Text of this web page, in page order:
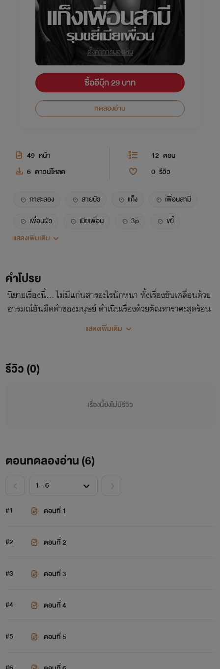
ตั้งค่าการมองเห็น
ซื้ออีบุ๊ก 29 บาท
ทดลองอ่าน
49 หน้า 12 ตอน
6 ดาวน์โหลด 0 รีวิว
กาสะลอง สายบัว แก็ง
เพื่อนสามี
เพื่อนผัว
เมียเพื่อน 3p
ขยี้
ืnc
แสดงเพิ่มเติม
คำโปรย
นิยายเรื่องนี้… ไม่มีแก่นสารอะไรนักหนา ทั้งเรื่องขับเคลื่อนด้วย
อารมณ์อันมืดดำของมนุษย์ ดำเนินเรื่องด้วยตัณหาราคะสุดร้อน
แรง ท่านใดที่ไม่ชอบโปรดหลีกเลี่ยง *เราเตือนท่านแล้ว
แสดงเพิ่มเติม
รีวิว (0)
เรื่องนี้ยังไม่มีรีวิว
ตอนทดลองอ่าน (6)
#1 ตอนที่ 1
#2 ตอนที่ 2
#3 ตอนที่ 3
#4 ตอนที่ 4
#5 ตอนที่ 5